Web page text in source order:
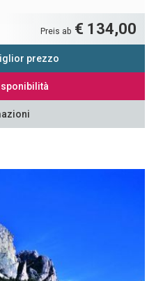
Preis ab € 134,00
prezzo